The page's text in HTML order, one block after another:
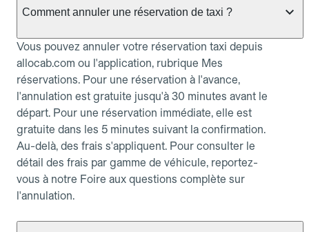
Comment annuler une réservation de taxi ?
Vous pouvez annuler votre réservation taxi depuis
allocab.com ou l'application, rubrique Mes
réservations. Pour une réservation à l'avance,
l'annulation est gratuite jusqu'à 30 minutes avant le
départ. Pour une réservation immédiate, elle est
gratuite dans les 5 minutes suivant la confirmation.
Au-delà, des frais s'appliquent. Pour consulter le
détail des frais par gamme de véhicule, reportez-
vous à notre Foire aux questions complète sur
l'annulation.